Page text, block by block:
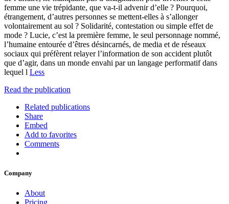
femme une vie trépidante, que va-t-il advenir d’elle ? Pourquoi,
étrangement, d’autres personnes se mettent-elles à s’allonger
volontairement au sol ? Solidarité, contestation ou simple effet de
mode ? Lucie, c’est la première femme, le seul personnage nommé,
l’humaine entourée d’êtres désincarnés, de media et de réseaux
sociaux qui préfèrent relayer l’information de son accident plutôt
que d’agir, dans un monde envahi par un langage performatif dans
lequel l Less
Read the publication
Related publications
Share
Embed
Add to favorites
Comments
Company
About